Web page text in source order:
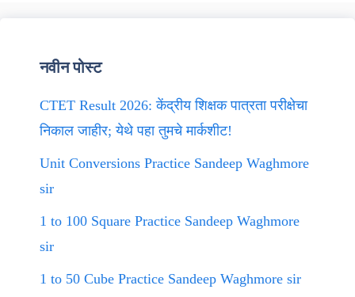
नवीन पोस्ट
CTET Result 2026: केंद्रीय शिक्षक पात्रता परीक्षेचा
निकाल जाहीर; येथे पहा तुमचे मार्कशीट!
Unit Conversions Practice Sandeep Waghmore
sir
1 to 100 Square Practice Sandeep Waghmore
sir
1 to 50 Cube Practice Sandeep Waghmore sir